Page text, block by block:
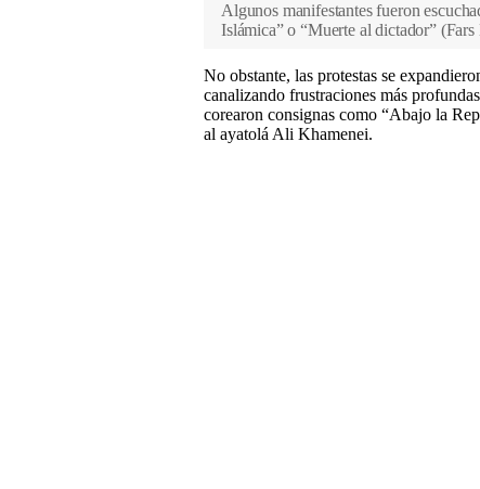
Algunos manifestantes fueron
Islámica” o “Muerte al dictador” (Fars
No obstante, las protestas se
canalizando frustraciones más
corearon consignas como “Abajo la
al ayatolá Ali Khamenei.